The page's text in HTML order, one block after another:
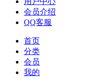
会员介绍
QQ客服
首页
分类
会员
我的